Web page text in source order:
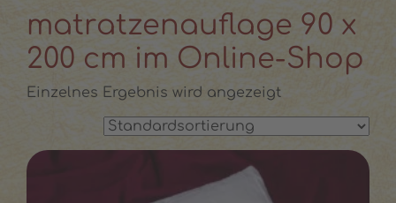
matratzenauflage 90 x
200 cm im Online-Shop
Einzelnes Ergebnis wird angezeigt